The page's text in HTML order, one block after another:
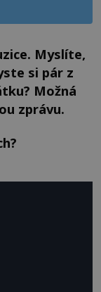
Myslíte,
si pár z
Možná
zprávu.